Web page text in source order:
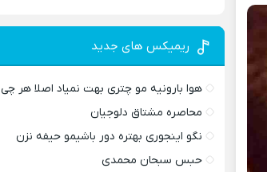
ریمیکس های جدید
هوا بارونیه مو چتری بهت نمیاد اصلا هر چی
محاصره مشتاق دلوجیان
نگو اینجوری بهتره دور باشیمو حیفه نزن
حبس سبحان محمدی